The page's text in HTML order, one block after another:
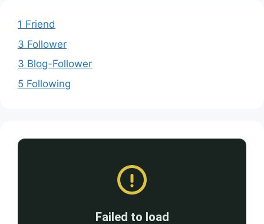
1 Friend
3 Follower
3 Blog-Follower
5 Following